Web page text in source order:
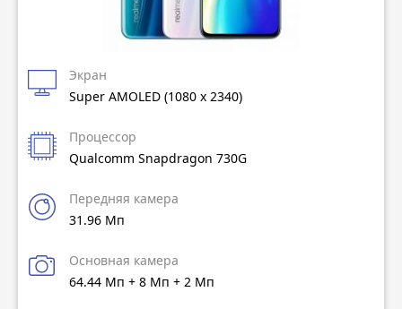
Экран
Super AMOLED (1080 x 2340)
Процессор
Qualcomm Snapdragon 730G
Передняя камера
31.96 Мп
Основная камера
64.44 Мп + 8 Мп + 2 Мп